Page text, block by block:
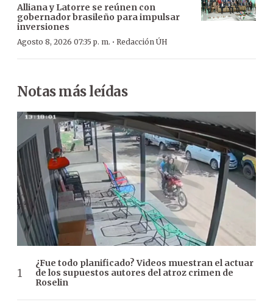
Alliana y Latorre se reúnen con
gobernador brasileño para impulsar
inversiones
Agosto 8, 2026 07:35 p. m. · Redacción ÚH
Notas más leídas
¿Fue todo planificado? Videos muestran el actuar
de los supuestos autores del atroz crimen de
Roselin